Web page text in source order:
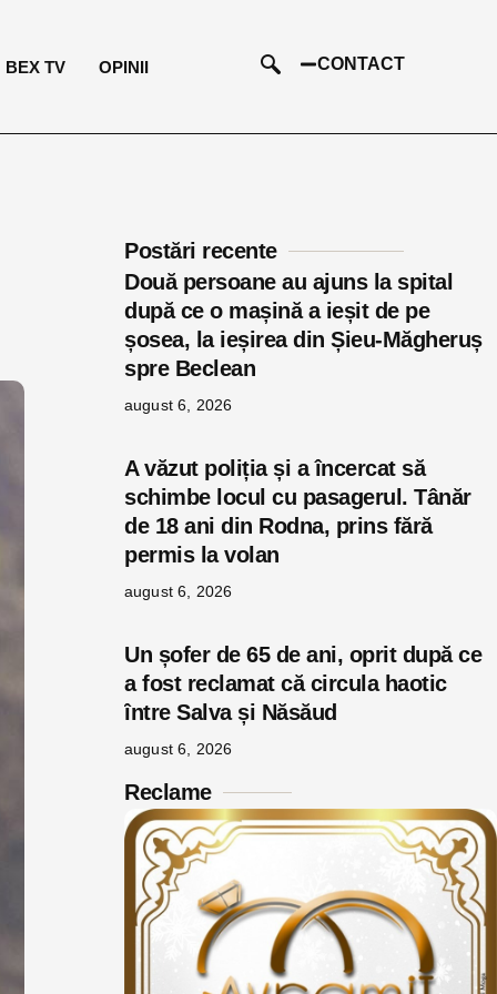
BEX TV OPINII CONTACT
Postări recente
Două persoane au ajuns la spital
după ce o mașină a ieșit de pe
șosea, la ieșirea din Șieu-Măgheruș
spre Beclean
august 6, 2026
A văzut poliția și a încercat să
schimbe locul cu pasagerul. Tânăr
de 18 ani din Rodna, prins fără
permis la volan
august 6, 2026
Un șofer de 65 de ani, oprit după ce
a fost reclamat că circula haotic
între Salva și Năsăud
august 6, 2026
Reclame